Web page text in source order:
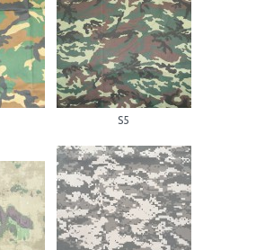
S5